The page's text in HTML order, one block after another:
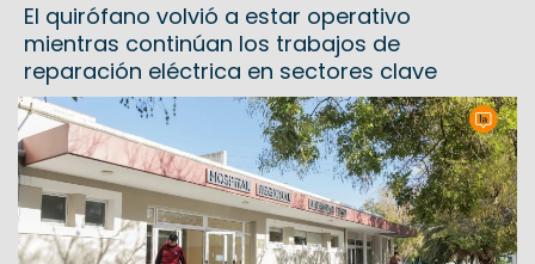
El quirófano volvió a estar operativo
mientras continúan los trabajos de
reparación eléctrica en sectores clave